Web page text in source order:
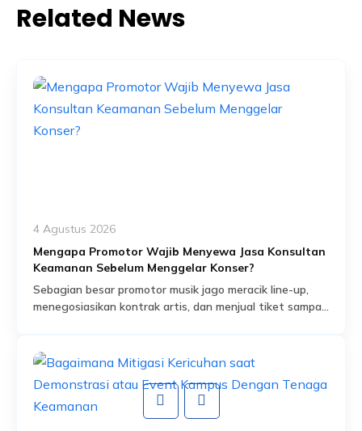
Related News
4 Agustus 2026
Mengapa Promotor Wajib Menyewa Jasa Konsultan
Keamanan Sebelum Menggelar Konser?
Sebagian besar promotor musik jago meracik line-up,
menegosiasikan kontrak artis, dan menjual tiket sampai
formalitas administratif, padahal sebenarnya jadi salah
satu fondasi paling krusial: proses perizinan keramaian
dan perencanaan keamanan yang menyertainya.
Banyak promotor baru mengurus aspek keamanan